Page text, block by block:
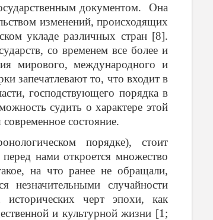
документом. Она
изменений, происходящих
укладе различных стран [8].
со временем все более и
мирового, международного и
запечатлевают то, что входит в
господствующего порядка в
судить о характере этой
состояние.
порядке), стоит
нами откроется множество
на что ранее не обращали,
случайности
черт эпохи, как
и культурной жизни [1;